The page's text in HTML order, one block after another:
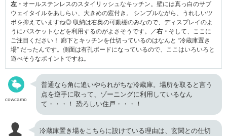
左・ オールステンレスのスタイリッシュなキッチン。壁には真っ白のサブ
ウェイタイルをあしらい、大きめの窓付き。 シンプルながら、うれしいツ
ボを抑えていますね◎ 収納は右奥の可動棚のみなので、ディスプレイのよ
うにバスケットなどを利用するのがよさそうです。／右・ そして、ここに
ご注目ください！ 廊下とキッチンを仕切っているのはなんと “冷蔵庫置き
場” だったんです。側面は有孔ボードになっているので、ここはいろいろと
遊べそうなポイントですね。
cowcamo
普通なら角に追いやられがちな冷蔵庫。場所を取ると言う
点を逆手に取って、ゾーニングに利用しているなん
て・・・！ 恐ろしい住戸・・・！
冷蔵庫置き場をこちらに設けている理由は、玄関との仕切